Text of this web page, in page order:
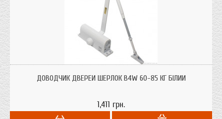
кольору з сертифікатом якості.
ДОВОДЧИК ДВЕРЕЙ ШЕРЛОК B4W 60-85 КГ БІЛИЙ
1,411 грн.